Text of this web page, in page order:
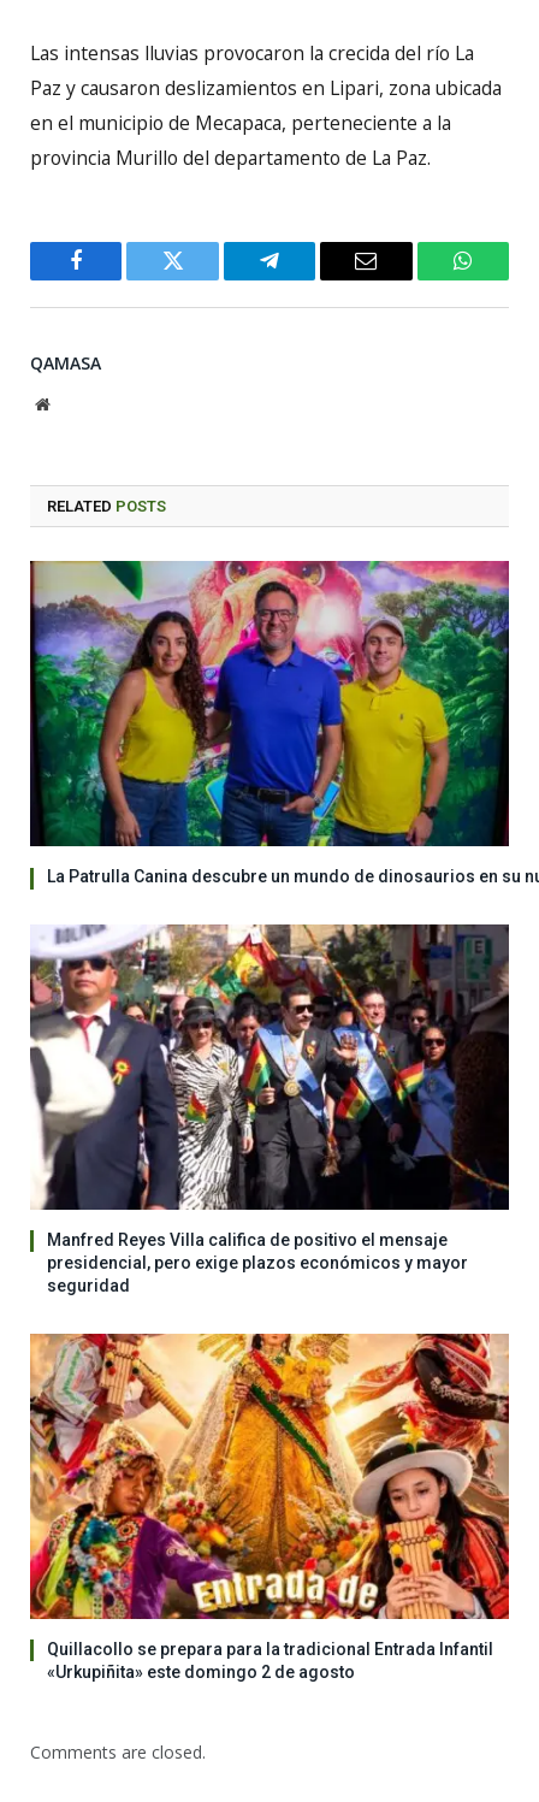
Las intensas lluvias provocaron la crecida del río La
Paz y causaron deslizamientos en Lipari, zona ubicada
en el municipio de Mecapaca, perteneciente a la
provincia Murillo del departamento de La Paz.
Facebook Twitter Telegram Email
QAMASA
Website
RELATED POSTS
La Patrulla Canina descubre un mundo de dinosaurios en su
Manfred Reyes Villa califica de positivo el mensaje
presidencial, pero exige plazos económicos y mayor
seguridad
Quillacollo se prepara para la tradicional Entrada Infantil
«Urkupiñita» este domingo 2 de agosto
Comments are closed.